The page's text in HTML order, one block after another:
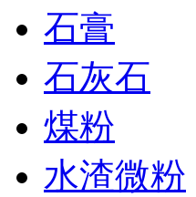
石膏
石灰石
煤粉
水渣微粉